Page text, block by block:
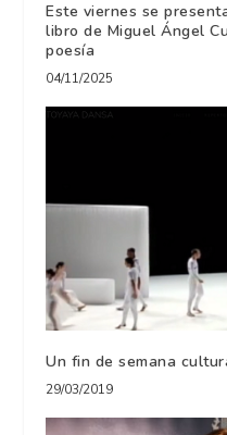
Este viernes se
libro de Miguel Ángel
poesía
04/11/2025
Un fin de semana
29/03/2019